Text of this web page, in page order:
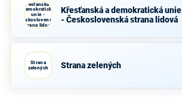
Křesťanská a
demokratická
unie -
Československá
strana lidová
Křesťanská a demokratická unie
- Československá strana lidová
Strana
zelených
Strana zelených